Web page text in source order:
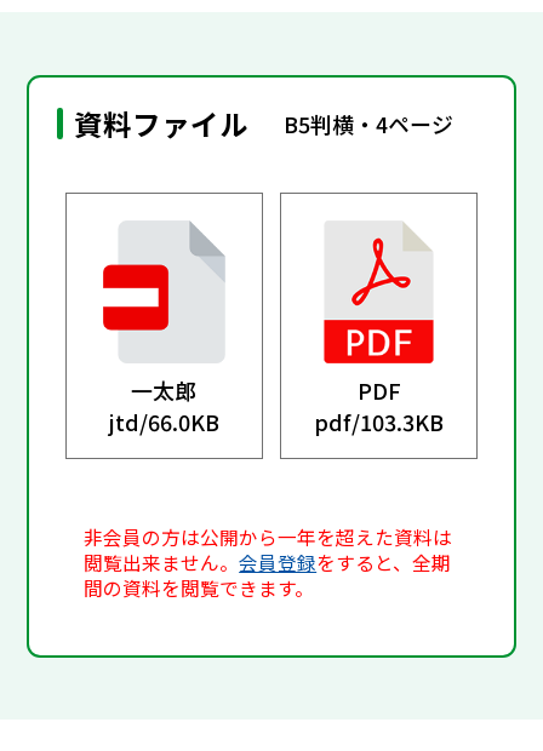
資料ファイル B5判横・4ページ
一太郎
jtd/66.0KB
PDF
pdf/103.3KB
非会員の方は公開から一年を超えた資料は
閲覧出来ません。会員登録をすると、全期
間の資料を閲覧できます。